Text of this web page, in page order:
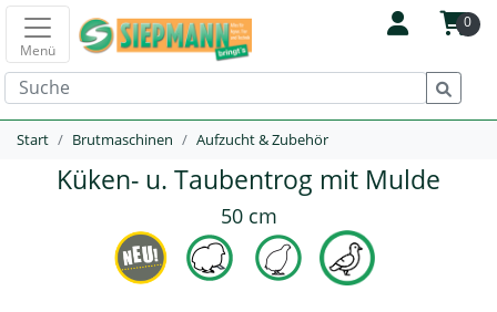
0
Menü
Start Brutmaschinen Aufzucht & Zubehör
Küken- u. Taubentrog mit Mulde
50 cm